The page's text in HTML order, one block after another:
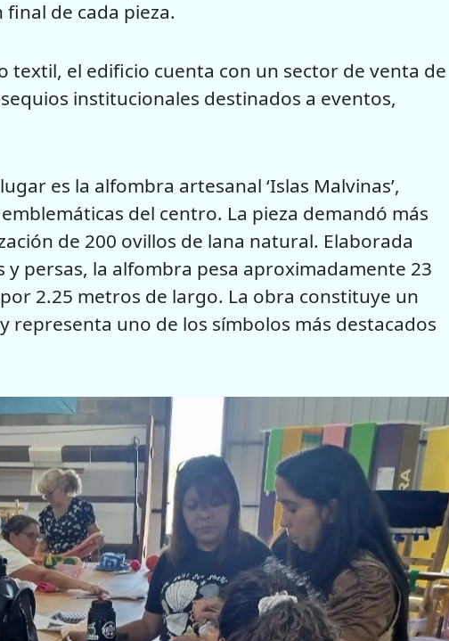
de cada pieza.
textil, el edificio cuenta con un sector de venta de
institucionales destinados a eventos,
es la alfombra artesanal ‘Islas Malvinas’,
del centro. La pieza demandó más
de 200 ovillos de lana natural. Elaborada
persas, la alfombra pesa aproximadamente 23
2.25 metros de largo. La obra constituye un
representa uno de los símbolos más destacados